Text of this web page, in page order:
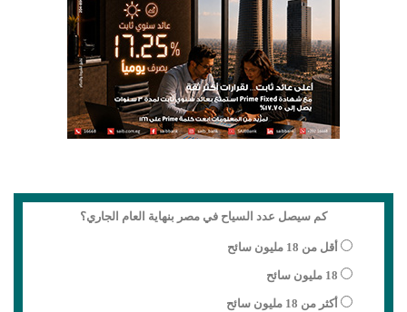
كم سيصل عدد السياح في مصر بنهاية العام الجاري؟
أقل من 18 مليون سائح
18 مليون سائح
أكثر من 18 مليون سائح